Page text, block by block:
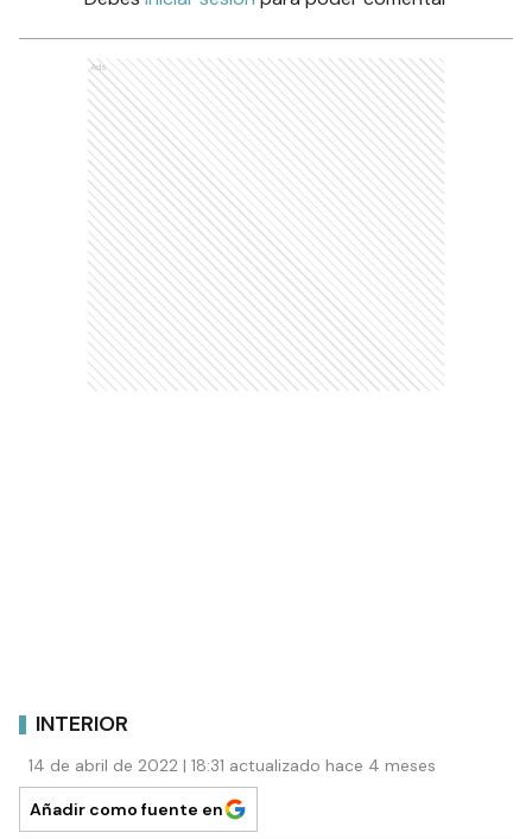
Ads
INTERIOR
14 de abril de 2022 | 18:31 actualizado hace 4 meses
Añadir como fuente en